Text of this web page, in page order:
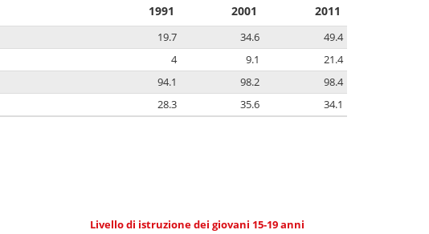
1991 2001 2011
19.7 34.6
49.4
4 9.1
21.4
94.1 98.2
98.4
28.3 35.6 34.1
Livello di istruzione dei giovani 15-19 anni